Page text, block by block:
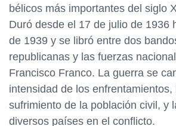
bélicos más importantes del siglo
Duró desde el 17 de julio de 1936
de 1939 y se libró entre dos
republicanas y las fuerzas
Francisco Franco. La guerra se
intensidad de los enfrentamientos,
sufrimiento de la población civil, y
diversos países en el conflicto.